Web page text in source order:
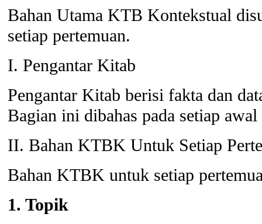
Bahan Utama KTB Kontekstual
setiap pertemuan.
I. Pengantar Kitab
Pengantar Kitab berisi fakta dan
Bagian ini dibahas pada setiap
II. Bahan KTBK Untuk Setiap
Bahan KTBK untuk setiap
1. Topik